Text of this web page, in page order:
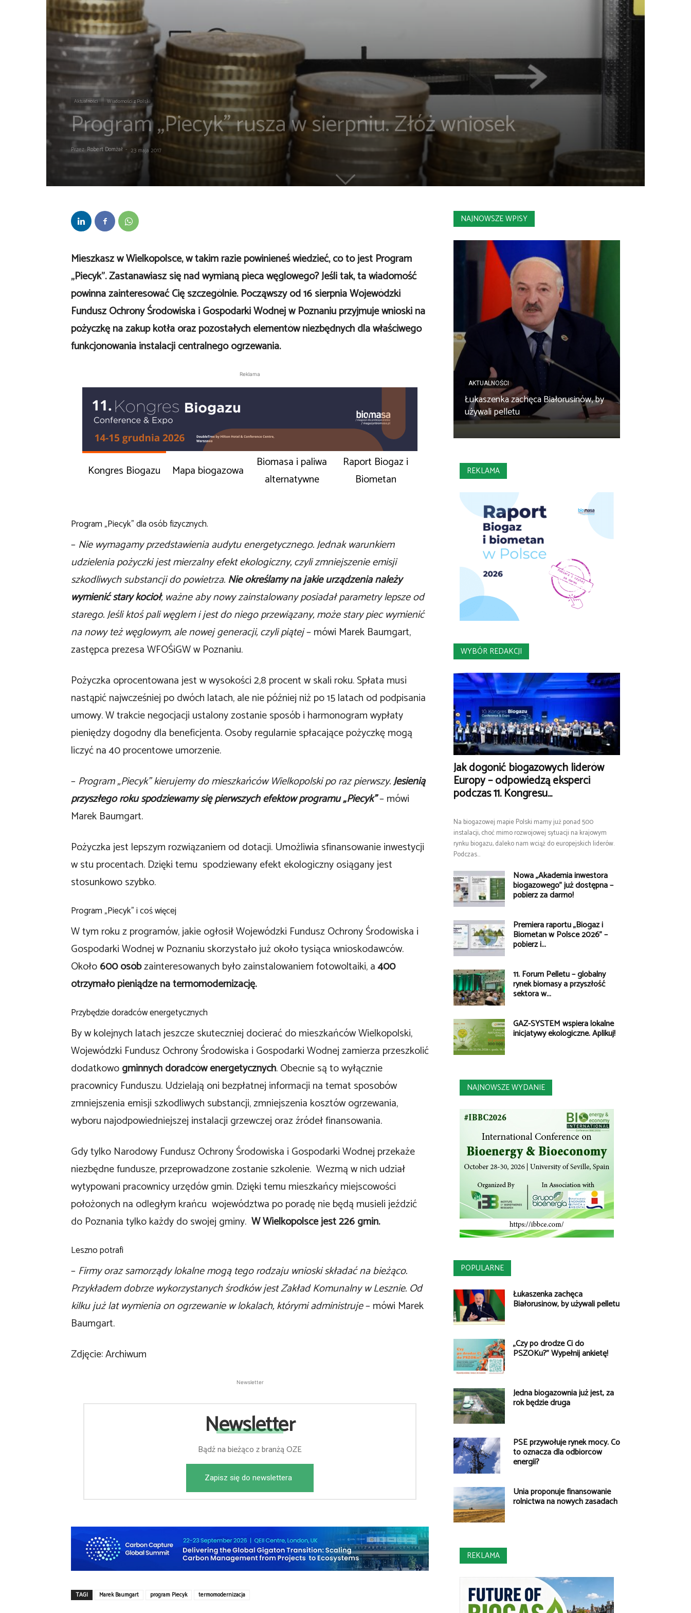
Aktualności Wiadomości z Polski
Program „Piecyk” rusza w sierpniu. Złóż wniosek
Przez Robert Domżał- 23 maja 2017
Mieszkasz w Wielkopolsce, w takim razie powinieneś wiedzieć, co to jest Program
„Piecyk”. Zastanawiasz się nad wymianą pieca węglowego? Jeśli tak, ta wiadomość
powinna zainteresować Cię szczególnie. Począwszy od 16 sierpnia Wojewódzki
Fundusz Ochrony Środowiska i Gospodarki Wodnej w Poznaniu przyjmuje wnioski na
pożyczkę na zakup kotła oraz pozostałych elementów niezbędnych dla właściwego
funkcjonowania instalacji centralnego ogrzewania.
Reklama
Kongres Biogazu Mapa biogazowa
Biomasa i paliwa
alternatywne
Raport Biogaz i
Biometan
Program „Piecyk” dla osób fizycznych.
– Nie wymagamy przedstawienia audytu energetycznego. Jednak warunkiem
udzielenia pożyczki jest mierzalny efekt ekologiczny, czyli zmniejszenie emisji
szkodliwych substancji do powietrza.Nie określamy na jakie urządzenia należy
wymienić stary kocioł, ważne aby nowy zainstalowany posiadał parametry lepsze od
starego. Jeśli ktoś pali węglem i jest do niego przewiązany, może stary piec wymienić
na nowy też węglowym, ale nowej generacji, czyli piątej– mówi Marek Baumgart,
zastępca prezesa WFOŚiGW w Poznaniu.
Pożyczka oprocentowana jest w wysokości 2,8 procent w skali roku. Spłata musi
nastąpić najwcześniej po dwóch latach, ale nie później niż po 15 latach od podpisania
umowy. W trakcie negocjacji ustalony zostanie sposób i harmonogram wypłaty
pieniędzy dogodny dla beneficjenta. Osoby regularnie spłacające pożyczkę mogą
liczyć na 40 procentowe umorzenie.
– Program „Piecyk” kierujemy do mieszkańców Wielkopolski po raz pierwszy.Jesienią
przyszłego roku spodziewamy się pierwszych efektów programu „Piecyk”– mówi
Marek Baumgart.
Pożyczka jest lepszym rozwiązaniem od dotacji. Umożliwia sfinansowanie inwestycji
w stu procentach. Dzięki temu spodziewany efekt ekologiczny osiągany jest
stosunkowo szybko.
Program „Piecyk” i coś więcej
W tym roku z programów, jakie ogłosił Wojewódzki Fundusz Ochrony Środowiska i
Gospodarki Wodnej w Poznaniu skorzystało już około tysiąca wnioskodawców.
Około600 osóbzainteresowanych było zainstalowaniem fotowoltaiki, a400
otrzymało pieniądze na termomodernizację.
Przybędzie doradców energetycznych
By w kolejnych latach jeszcze skuteczniej docierać do mieszkańców Wielkopolski,
Wojewódzki Fundusz Ochrony Środowiska i Gospodarki Wodnej zamierza przeszkolić
dodatkowogminnych doradców energetycznych. Obecnie są to wyłącznie
pracownicy Funduszu. Udzielają oni bezpłatnej informacji na temat sposobów
zmniejszenia emisji szkodliwych substancji, zmniejszenia kosztów ogrzewania,
wyboru najodpowiedniejszej instalacji grzewczej oraz źródeł finansowania.
Gdy tylko Narodowy Fundusz Ochrony Środowiska i Gospodarki Wodnej przekaże
niezbędne fundusze, przeprowadzone zostanie szkolenie. Wezmą w nich udział
wytypowani pracownicy urzędów gmin. Dzięki temu mieszkańcy miejscowości
położonych na odległym krańcu województwa po poradę nie będą musieli jeździć
do Poznania tylko każdy do swojej gminy. W Wielkopolsce jest 226 gmin.
Leszno potrafi
– Firmy oraz samorządy lokalne mogą tego rodzaju wnioski składać na bieżąco.
Przykładem dobrze wykorzystanych środków jest Zakład Komunalny w Lesznie. Od
kilku już lat wymienia on ogrzewanie w lokalach, którymi administruje– mówi Marek
Baumgart.
Zdjęcie: Archiwum
Newsletter
Newsletter
Bądź na bieżąco z branżą OZE
Zapisz się do newslettera
TAGI Marek Baumgart program Piecyk termomodernizacja
NAJNOWSZE WPISY
AKTUALNOŚCI
Łukaszenka zachęca Białorusinów, by
używali pelletu
REKLAMA
WYBÓR REDAKCJI
Jak dogonić biogazowych liderów
Europy – odpowiedzą eksperci
podczas 11. Kongresu...
Na biogazowej mapie Polski mamy już ponad 500
instalacji, choć mimo rozwojowej sytuacji na krajowym
rynku biogazu, daleko nam wciąż do europejskich liderów.
Podczas...
Nowa „Akademia inwestora
biogazowego” już dostępna –
pobierz za darmo!
Premiera raportu „Biogaz i
Biometan w Polsce 2026” –
pobierz i...
11. Forum Pelletu – globalny
rynek biomasy a przyszłość
sektora w...
GAZ-SYSTEM wspiera lokalne
inicjatywy ekologiczne. Aplikuj!
NAJNOWSZE WYDANIE
POPULARNE
Łukaszenka zachęca
Białorusinów, by używali pelletu
„Czy po drodze Ci do
PSZOKu?” Wypełnij ankietę!
Jedna biogazownia już jest, za
rok będzie druga
PSE przywołuje rynek mocy. Co
to oznacza dla odbiorców
energii?
Unia proponuje finansowanie
rolnictwa na nowych zasadach
REKLAMA